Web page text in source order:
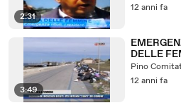
2:31
12 anni fa
3:49
DELLE
Pino
12 anni fa